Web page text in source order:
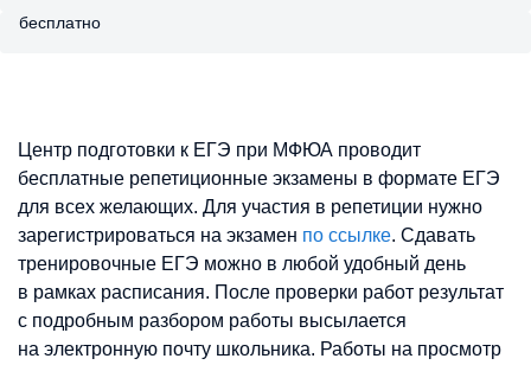
бесплатно
Центр подготовки к ЕГЭ при МФЮА проводит
бесплатные репетиционные экзамены в формате ЕГЭ
для всех желающих. Для участия в репетиции нужно
зарегистрироваться на экзамен по ссылке. Сдавать
тренировочные ЕГЭ можно в любой удобный день
в рамках расписания. После проверки работ результат
с подробным разбором работы высылается
на электронную почту школьника. Работы на просмотр